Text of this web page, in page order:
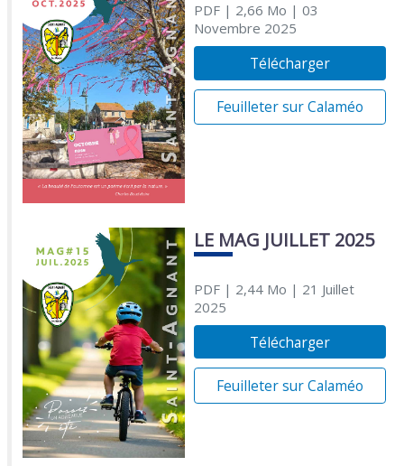
PDF| 2,66 Mo | 03
Novembre 2025
Télécharger
Feuilleter sur Calaméo
LE MAG JUILLET 2025
PDF| 2,44 Mo | 21 Juillet
2025
Télécharger
Feuilleter sur Calaméo